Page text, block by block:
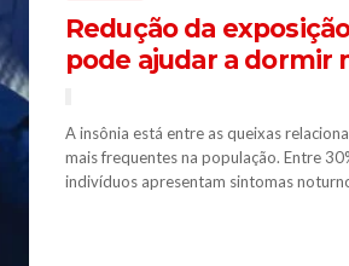
Redução da
pode ajudar a dormir
A insônia está entre as queixas
mais frequentes na população. Entre
indivíduos apresentam sintomas